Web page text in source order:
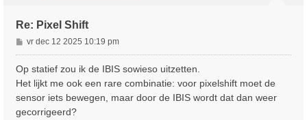
Re: Pixel Shift
B
e
i
c
h
t
vr dec 12 2025 10:19 pm
Op statief zou ik de IBIS sowieso uitzetten.
Het lijkt me ook een rare combinatie: voor pixelshift moet de
sensor iets bewegen, maar door de IBIS wordt dat dan weer
gecorrigeerd?